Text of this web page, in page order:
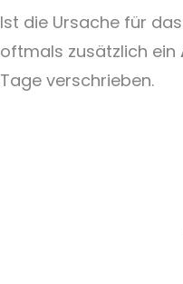
Ist die Ursache für
oftmals zusätzlich ein
Tage verschrieben.